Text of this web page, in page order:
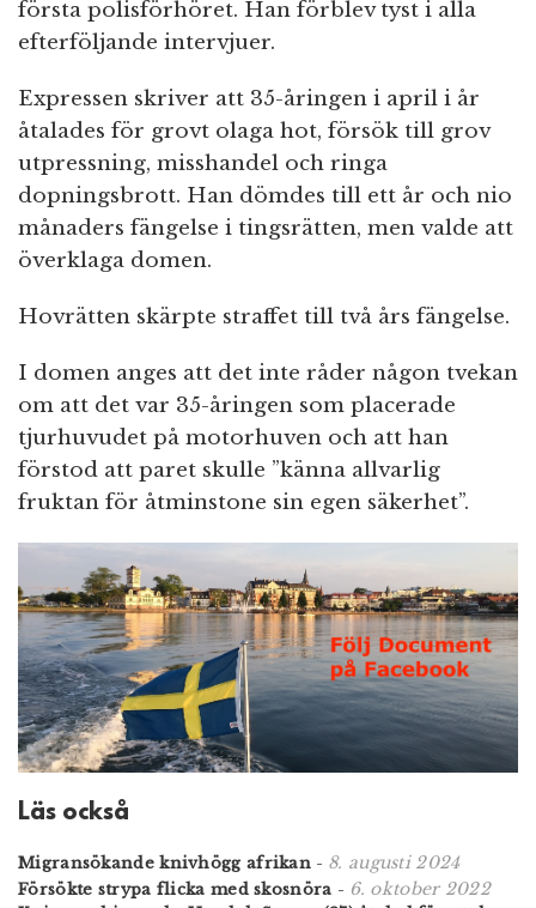
första polisförhöret. Han förblev tyst i alla
efterföljande intervjuer.
Expressen skriver att 35-åringen i april i år
åtalades för grovt olaga hot, försök till grov
utpressning, misshandel och ringa
dopningsbrott. Han dömdes till ett år och nio
månaders fängelse i tingsrätten, men valde att
överklaga domen.
Hovrätten skärpte straffet till två års fängelse.
I domen anges att det inte råder någon tvekan
om att det var 35-åringen som placerade
tjurhuvudet på motorhuven och att han
förstod att paret skulle ”känna allvarlig
fruktan för åtminstone sin egen säkerhet”.
Läs också
Migransökande knivhögg afrikan - 8. augusti 2024
Försökte strypa flicka med skosnöra - 6. oktober 2022